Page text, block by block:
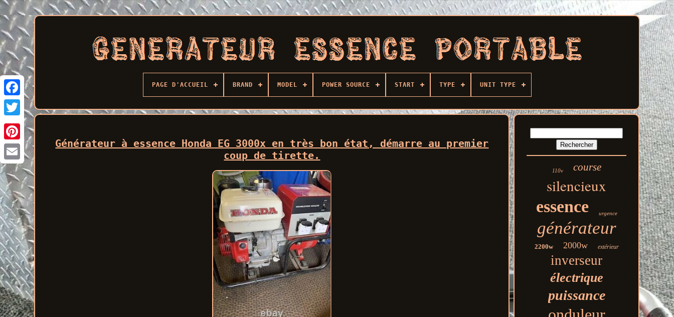
Facebook
PAGE D'ACCUEIL BRAND MODEL POWER SOURCE START TYPE UNIT TYPE
Générateur à essence Honda EG 3000x en très bon état, démarre au premier
coup de tirette.
110v course
silencieux
essence urgence
générateur
2200w 2000w extérieur
inverseur
électrique
puissance